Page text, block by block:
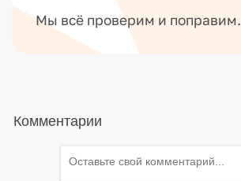
Мы всё проверим и поправим.
Комментарии